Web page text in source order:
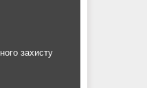
захисту